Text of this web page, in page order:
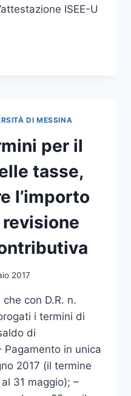
ISEE-U
DI MESSINA
per il
tasse,
l’importo
2017
con D.R. n.
i termini di
di
Pagamento in unica
2017 (il termine
31 maggio); –